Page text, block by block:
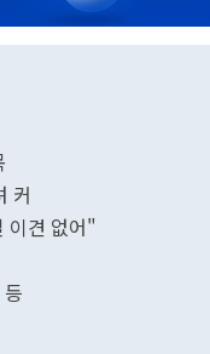
커
이견 없어"